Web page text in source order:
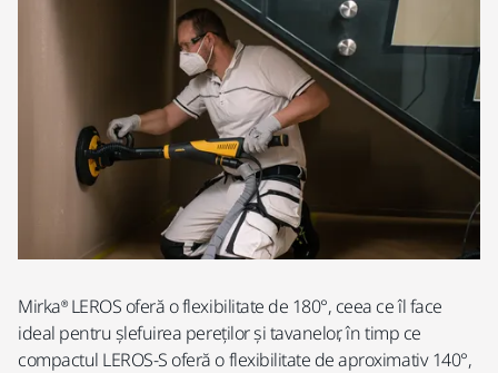
Mirka® LEROS oferă o flexibilitate de 180°, ceea ce îl face
ideal pentru șlefuirea pereților și tavanelor, în timp ce
compactul LEROS-S oferă o flexibilitate de aproximativ 140°,